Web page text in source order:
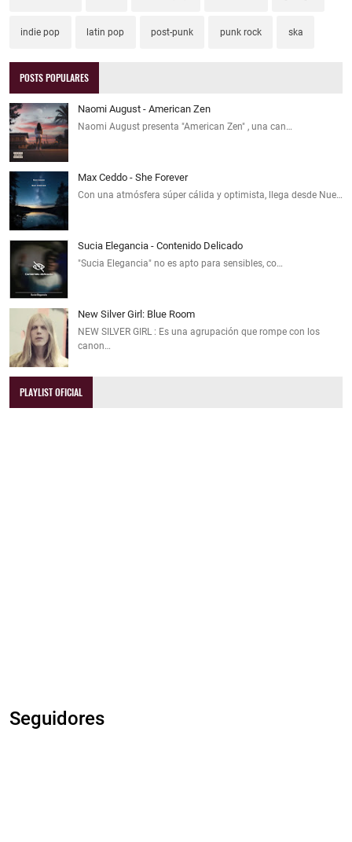
indie pop latin pop post-punk punk rock ska
POSTS POPULARES
Naomi August - American Zen
Naomi August presenta "American Zen" , una can…
Max Ceddo - She Forever
Con una atmósfera súper cálida y optimista, llega desde Nue…
Sucia Elegancia - Contenido Delicado
"Sucia Elegancia" no es apto para sensibles, co…
New Silver Girl: Blue Room
NEW SILVER GIRL : Es una agrupación que rompe con los
canon…
PLAYLIST OFICIAL
Seguidores